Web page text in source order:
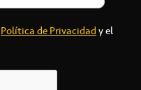
Política de Privacidady el